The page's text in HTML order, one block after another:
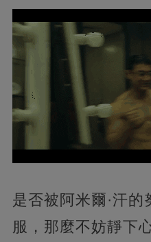
是否被阿米爾·汗
服，那麼不妨靜下